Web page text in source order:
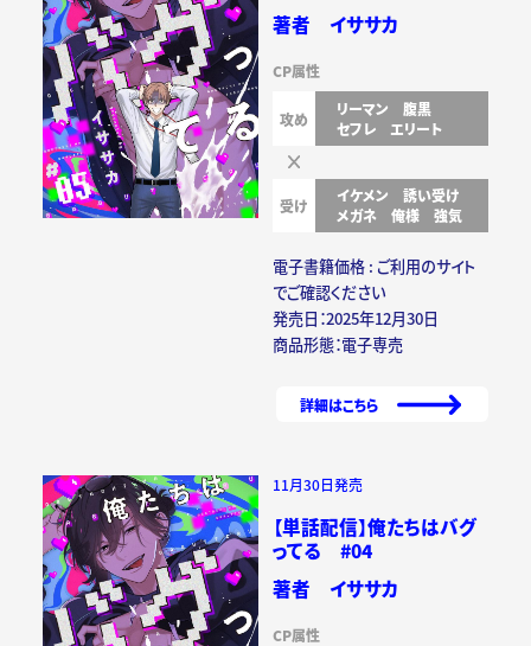
著者 イササカ
CP属性
攻め リーマン
腹黒
セフレ
エリート
受け イケメン
誘い受け
メガネ
俺様 強気
電子書籍価格 : ご利用のサイト
でご確認ください
発売日：2025年12月30日
商品形態：電子専売
詳細はこちら
11月30日発売
【単話配信】俺たちはバグ
ってる #04
著者 イササカ
CP属性